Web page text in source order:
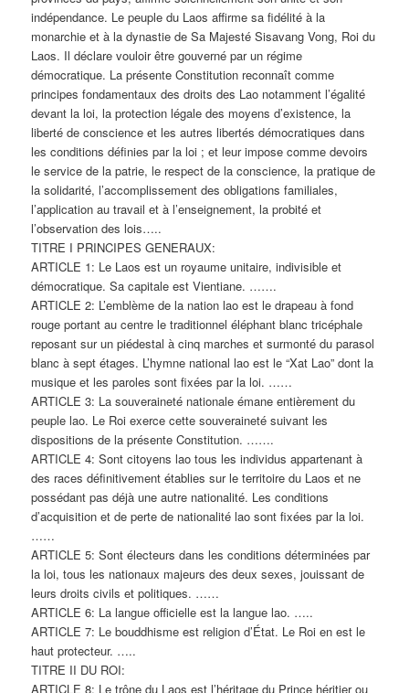
indépendance. Le peuple du Laos affirme sa fidélité à la
monarchie et à la dynastie de Sa Majesté Sisavang Vong, Roi du
Laos. Il déclare vouloir être gouverné par un régime
démocratique. La présente Constitution reconnaît comme
principes fondamentaux des droits des Lao notamment l’égalité
devant la loi, la protection légale des moyens d’existence, la
liberté de conscience et les autres libertés démocratiques dans
les conditions définies par la loi ; et leur impose comme devoirs
le service de la patrie, le respect de la conscience, la pratique de
la solidarité, l’accomplissement des obligations familiales,
l’application au travail et à l’enseignement, la probité et
l’observation des lois…..
TITRE I PRINCIPES GENERAUX:
ARTICLE 1: Le Laos est un royaume unitaire, indivisible et
démocratique. Sa capitale est Vientiane. …….
ARTICLE 2: L’emblème de la nation lao est le drapeau à fond
rouge portant au centre le traditionnel éléphant blanc tricéphale
reposant sur un piédestal à cinq marches et surmonté du parasol
blanc à sept étages. L’hymne national lao est le “Xat Lao” dont la
musique et les paroles sont fixées par la loi. ……
ARTICLE 3: La souveraineté nationale émane entièrement du
peuple lao. Le Roi exerce cette souveraineté suivant les
dispositions de la présente Constitution. …….
ARTICLE 4: Sont citoyens lao tous les individus appartenant à
des races définitivement établies sur le territoire du Laos et ne
possédant pas déjà une autre nationalité. Les conditions
d’acquisition et de perte de nationalité lao sont fixées par la loi.
……
ARTICLE 5: Sont électeurs dans les conditions déterminées par
la loi, tous les nationaux majeurs des deux sexes, jouissant de
leurs droits civils et politiques. ……
ARTICLE 6: La langue officielle est la langue lao. …..
ARTICLE 7: Le bouddhisme est religion d’État. Le Roi en est le
haut protecteur. …..
TITRE II DU ROI:
ARTICLE 8: Le trône du Laos est l’héritage du Prince héritier ou